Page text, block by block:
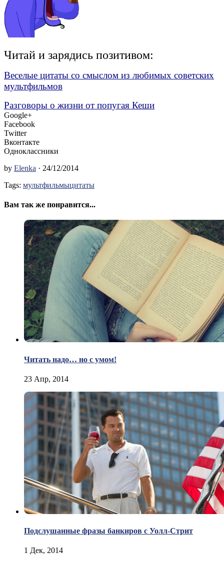
Читай и зарядись позитивом:
Веселые цитаты со смыслом из любимых советских
мультфильмов
Разговоры о жизни от попугая Кеши
Google+
Facebook
Twitter
Вконтакте
Одноклассники
by Elenka · 24/12/2014
Tags: мультфильмыцитаты
Вам так же понравится...
Читать надо… но с умом!
23 Апр, 2014
Подслушанные фразы банкиров с Уолл-Стрит
1 Дек, 2014